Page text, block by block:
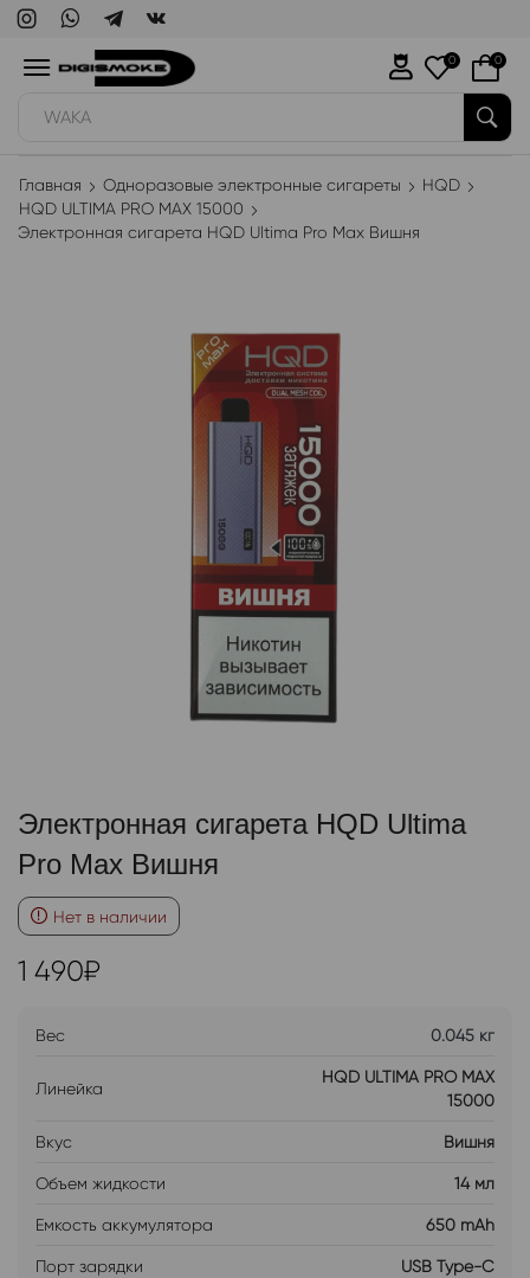
WAKA
0 0
Главная Одноразовые электронные сигареты
HQD
HQD ULTIMA PRO MAX 15000
Электронная сигарета HQD Ultima Pro Max Вишня
Электронная сигарета HQD Ultima
Pro Max Вишня
Нет в наличии
1 490₽
Вес 0.045 кг
Линейка
HQD ULTIMA PRO MAX
15000
Вкус Вишня
Объем жидкости 14 мл
Емкость аккумулятора 650 mAh
Порт зарядки USB Type-C